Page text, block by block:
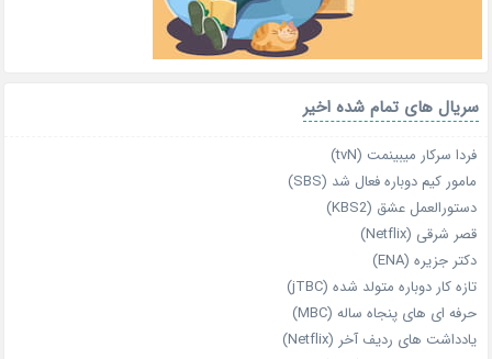
سریال های تمام شده اخیر
فردا سرکار میبینمت (tvN)
مامور کیم دوباره فعال شد (SBS)
دستورالعمل عشق (KBS2)
قصر شرقی (Netflix)
دکتر جزیره (ENA)
تازه‌ کار دوباره‌ متولد شده (jTBC)
حرفه‌ ای‌ های پنجاه‌ ساله (MBC)
یادداشت‌ های ردیف آخر (Netflix)